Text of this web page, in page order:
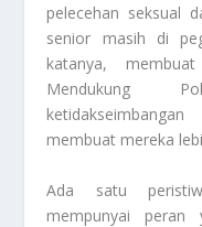
pelecehan seksual
senior masih di
katanya, membuat
Mendukung
membuat mereka
Ada satu
mempunyai peran